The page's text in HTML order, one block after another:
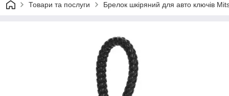
Товари та послуги Брелок шкіряний для авто ключів